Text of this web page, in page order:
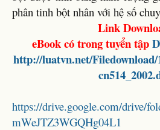
phân tinh bột nhân với hệ số
Link
eBook có trong tuyển tập
http://luatvn.net/Filedownload/
https://drive.google.com/drive/
mWeJTZ3WGQHg04L1